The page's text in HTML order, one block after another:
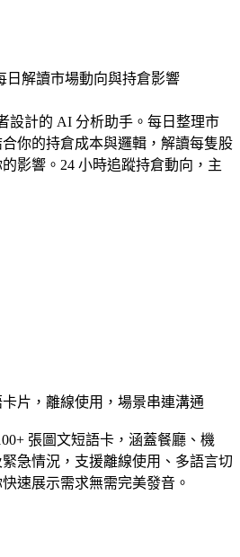
日解讀市場動向與持倉影響
設計的 AI 分析助手。每日整理市
你的持倉成本與邏輯，解讀每隻股
影響。24 小時追蹤持倉動向，主
片，離線使用，場景串連溝通
張圖文短語卡，涵蓋餐廳、機
急情況，支援離線使用、多語言切
速展示需求無需完美發音。